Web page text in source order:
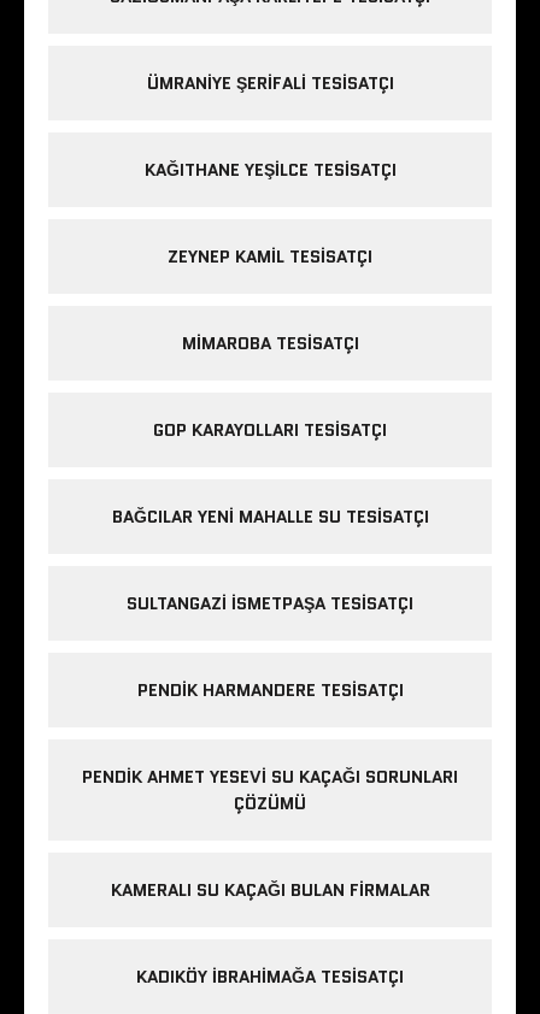
ÜMRANIYE ŞERIFALI TESISATÇI
KAĞITHANE YEŞILCE TESISATÇI
ZEYNEP KAMIL TESISATÇI
MIMAROBA TESISATÇI
GOP KARAYOLLARI TESISATÇI
BAĞCILAR YENI MAHALLE SU TESISATÇI
SULTANGAZI ISMETPAŞA TESISATÇI
PENDIK HARMANDERE TESISATÇI
PENDIK AHMET YESEVI SU KAÇAĞI SORUNLARI
ÇÖZÜMÜ
KAMERALI SU KAÇAĞI BULAN FIRMALAR
KADIKÖY IBRAHIMAĞA TESISATÇI